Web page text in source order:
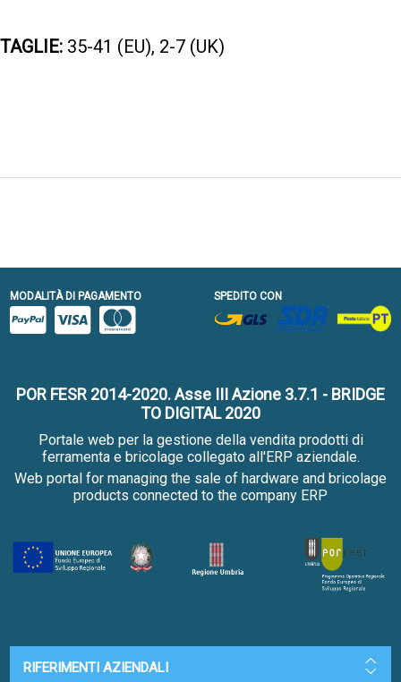
TAGLIE: 35-41 (EU), 2-7 (UK)
MODALITÀ DI PAGAMENTO SPEDITO CON
POR FESR 2014-2020. Asse III Azione 3.7.1 - BRIDGE
TO DIGITAL 2020
Portale web per la gestione della vendita prodotti di
ferramenta e bricolage collegato all'ERP aziendale.
Web portal for managing the sale of hardware and bricolage
products connected to the company ERP
RIFERIMENTI AZIENDALI